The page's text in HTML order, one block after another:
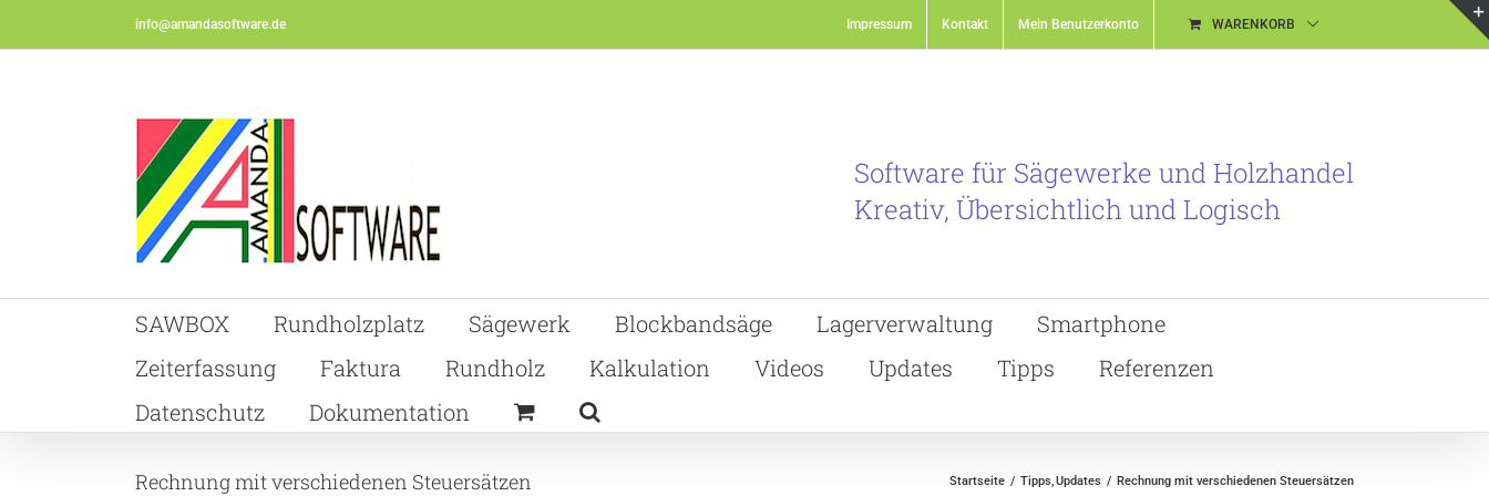
to
info@amandasoftware.de Impressum Kontakt Mein Benutzerkonto WARENKORB
Software für Sägewerke und Holzhandel
Kreativ, Übersichtlich und Logisch
SAWBOX Rundholzplatz Sägewerk Blockbandsäge Lagerverwaltung
Smartphone
Zeiterfassung
Faktura Rundholz Kalkulation Videos Updates Tipps
Referenzen
Datenschutz
Dokumentation
Rechnung mit verschiedenen Steuersätzen Startseite Tipps Updates Rechnung mit verschiedenen Steuersätzen